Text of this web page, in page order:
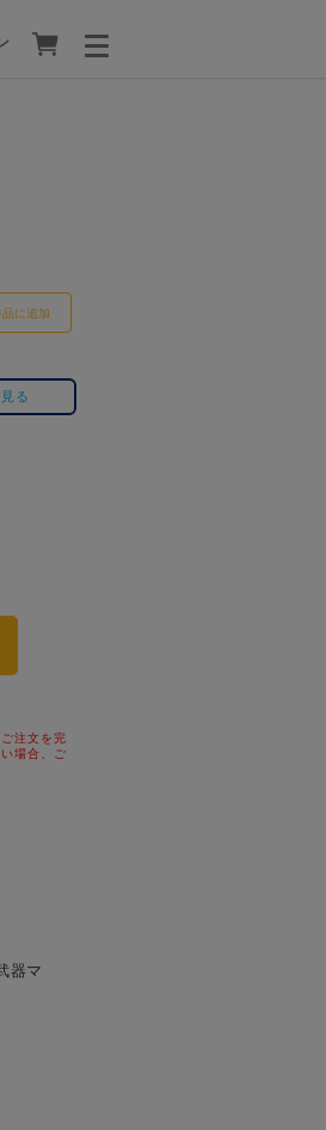
に追加
る
注文を完
場合、ご
器マ